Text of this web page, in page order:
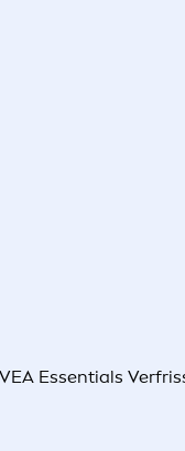
Essentials